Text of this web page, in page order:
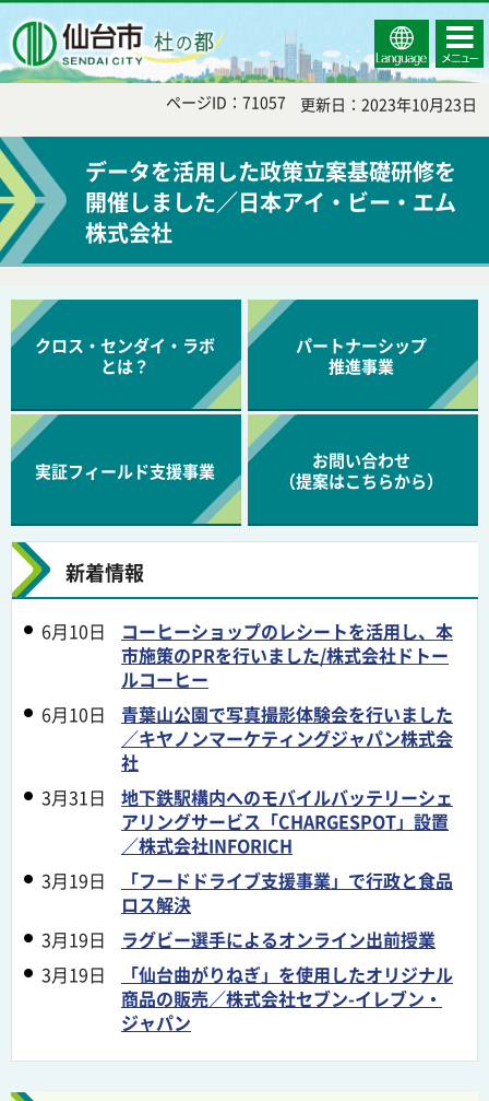
Select
Language
コンテ
ンツメ
ニュー
ページID：71057 更新日：2023年10月23日
データを活用した政策立案基礎研修を
開催しました／日本アイ・ビー・エム
株式会社
クロス・センダイ・ラボ
とは？
パートナーシップ
推進事業
実証フィールド支援事業
お問い合わせ
（提案はこちらから）
新着情報
6月10日
コーヒーショップのレシートを活用し、本
市施策のPRを行いました/株式会社ドトー
ルコーヒー
6月10日
青葉山公園で写真撮影体験会を行いました
／キヤノンマーケティングジャパン株式会
社
3月31日
地下鉄駅構内へのモバイルバッテリーシェ
アリングサービス「CHARGESPOT」設置
／株式会社INFORICH
3月19日
「フードドライブ支援事業」で行政と食品
ロス解決
3月19日
ラグビー選手によるオンライン出前授業
3月19日
「仙台曲がりねぎ」を使用したオリジナル
商品の販売／株式会社セブン-イレブン・
ジャパン